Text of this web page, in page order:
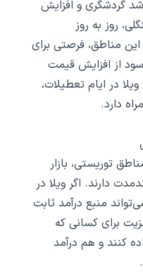
گردشگری و افزایش
روز به روز
مناطق، فرصتی برای
از افزایش قیمت
در ایام تعطیلات،
دارد.
توریستی، بازار
دارند. اگر ویلا در
منبع درآمد ثابت
برای کسانی که
کنند و هم درآمد